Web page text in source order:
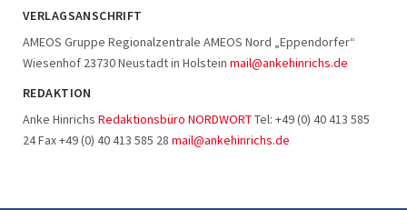
VERLAGSANSCHRIFT
AMEOS Gruppe Regionalzentrale AMEOS Nord „Eppendorfer“
Wiesenhof 23730 Neustadt in Holstein mail@ankehinrichs.de
REDAKTION
Anke Hinrichs Redaktionsbüro NORDWORTTel: +49 (0) 40 413 585
24 Fax +49 (0) 40 413 585 28 mail@ankehinrichs.de